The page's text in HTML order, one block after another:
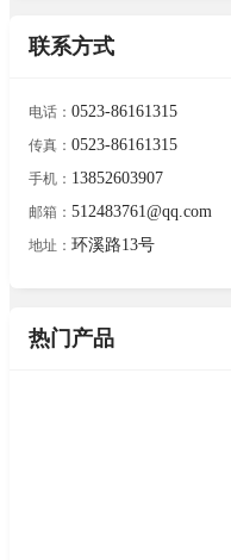
联系方式
电话： 0523-86161315
传真： 0523-86161315
手机： 13852603907
邮箱： 512483761@qq.com
地址： 环溪路13号
热门产品